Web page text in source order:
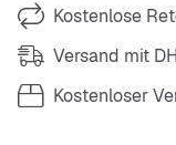
Kostenlose
Versand mit
Kostenloser